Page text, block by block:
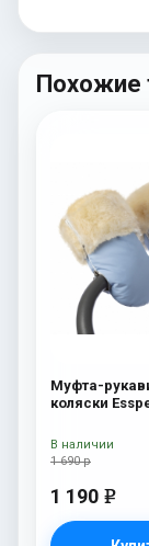
Похожие
Муфта-
коляски Esspero
Blue Mountain
1 690 р
1 190 e
В наличии